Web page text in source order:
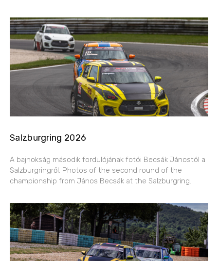
Salzburgring 2026
A bajnokság második fordulójának fotói Becsák Jánostól a
Salzburgringről. Photos of the second round of the
championship from János Becsák at the Salzburgring.